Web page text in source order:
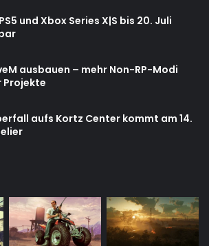
und Xbox Series X|S bis 20. Juli
ausbauen – mehr Non-RP-Modi
Projekte
aufs Kortz Center kommt am 14.